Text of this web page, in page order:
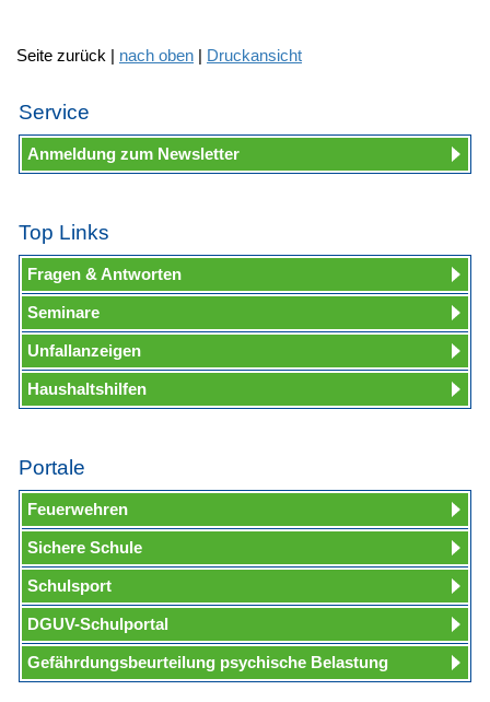
Seite zurück | nach oben | Druckansicht
Service
Anmeldung zum Newsletter
Top Links
Fragen & Antworten
Seminare
Unfallanzeigen
Haushaltshilfen
Portale
Feuerwehren
Sichere Schule
Schulsport
DGUV-Schulportal
Gefährdungsbeurteilung psychische Belastung